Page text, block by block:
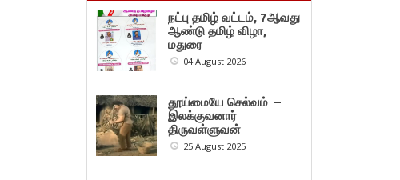
நட்பு தமிழ் வட்டம், 7ஆவது
ஆண்டு தமிழ் விழா,
மதுரை
04 August 2026
தூய்மையே செல்வம் –
இலக்குவனார்
திருவள்ளுவன்
25 August 2025